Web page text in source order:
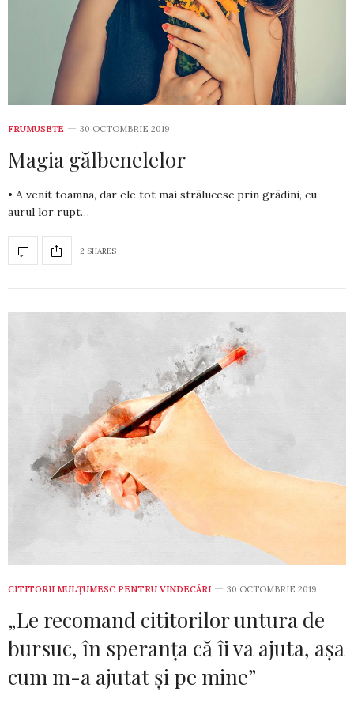
FRUMUSEȚE 30 OCTOMBRIE 2019
Magia gălbenelelor
• A venit toamna, dar ele tot mai strălucesc prin grădini, cu
aurul lor rupt…
2 SHARES
CITITORII MULȚUMESC PENTRU VINDECĂRI 30 OCTOMBRIE 2019
„Le recomand cititorilor untura de
bursuc, în speranța că îi va ajuta, așa
cum m-a ajutat și pe mine”